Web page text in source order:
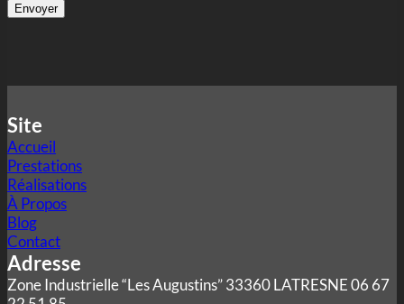
Site
Accueil
Prestations
Réalisations
À Propos
Blog
Contact
Adresse
Zone Industrielle “Les Augustins” 33360 LATRESNE 06 67